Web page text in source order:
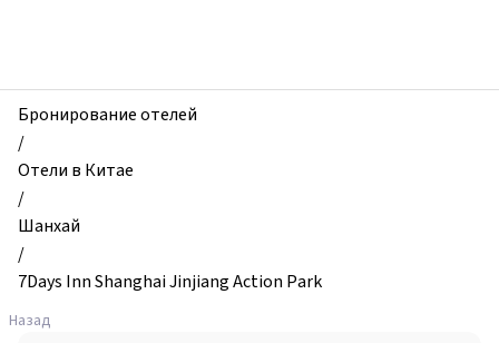
7Days
Inn
Shanghai
Jinjiang
Action
Park,
Шанхай,
Китай
Бронирование отелей
/
Отели в Китае
/
Шанхай
/
7Days Inn Shanghai Jinjiang Action Park
Назад